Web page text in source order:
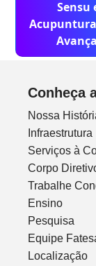
Sensu
Conheça
Nossa
Infraestrutura
Serviços à
Corpo
Trabalhe
Ensino
Pesquisa
Equipe
Localização